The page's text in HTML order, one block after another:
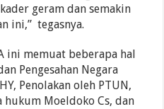
geram dan semakin
ini,” tegasnya.
ini memuat beberapa hal
Pengesahan Negara
Penolakan oleh PTUN,
hukum Moeldoko Cs, dan